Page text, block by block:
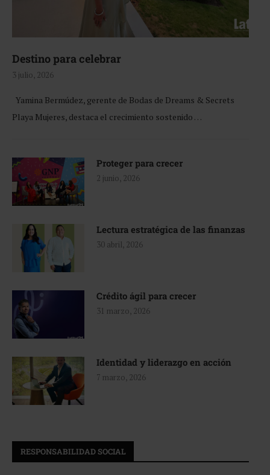
Destino para celebrar
3 julio, 2026
Yamina Bermúdez, gerente de Bodas de Dreams & Secrets
Playa Mujeres, destaca el crecimiento sostenido …
Proteger para crecer
2 junio, 2026
Lectura estratégica de las finanzas
30 abril, 2026
Crédito ágil para crecer
31 marzo, 2026
Identidad y liderazgo en acción
7 marzo, 2026
RESPONSABILIDAD SOCIAL